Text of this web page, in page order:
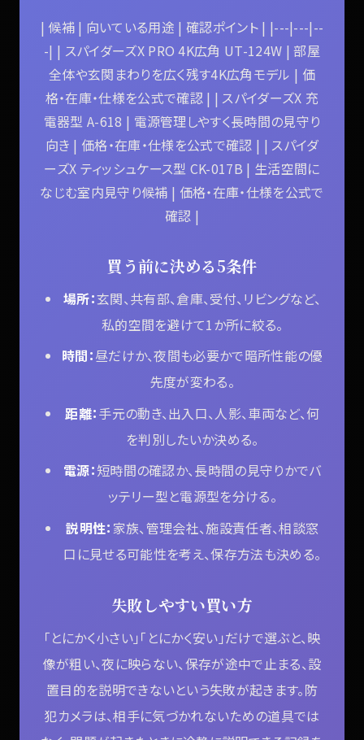
| 候補 | 向いている用途 | 確認ポイント | |---|---|--
-| | スパイダーズX PRO 4K広角 UT-124W | 部屋
全体や玄関まわりを広く残す4K広角モデル | 価
格・在庫・仕様を公式で確認 | | スパイダーズX 充
電器型 A-618 | 電源管理しやすく長時間の見守り
向き | 価格・在庫・仕様を公式で確認 | | スパイダ
ーズX ティッシュケース型 CK-017B | 生活空間に
なじむ室内見守り候補 | 価格・在庫・仕様を公式で
確認 |
買う前に決める5条件
場所：玄関、共有部、倉庫、受付、リビングなど、
私的空間を避けて1か所に絞る。
時間：昼だけか、夜間も必要かで暗所性能の優
先度が変わる。
距離：手元の動き、出入口、人影、車両など、何
を判別したいか決める。
電源：短時間の確認か、長時間の見守りかでバ
ッテリー型と電源型を分ける。
説明性： 家族、管理会社、施設責任者、相談窓
口に見せる可能性を考え、保存方法も決める。
失敗しやすい買い方
「とにかく小さい」「とにかく安い」だけで選ぶと、映
像が粗い、夜に映らない、保存が途中で止まる、設
置目的を説明できないという失敗が起きます。防
犯カメラは、相手に気づかれないための道具では